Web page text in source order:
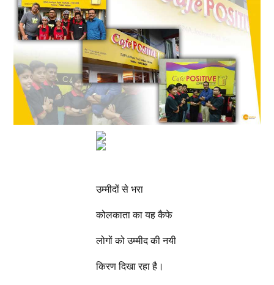
उम्मीदों से भरा
कोलकाता का यह कैफे
लोगों को उम्मीद की नयी
किरण दिखा रहा है।